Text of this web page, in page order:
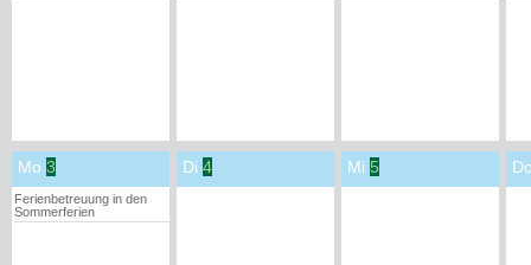
Mo 3
Ferienbetreuung in den
Sommerferien
Di 4 Mi 5